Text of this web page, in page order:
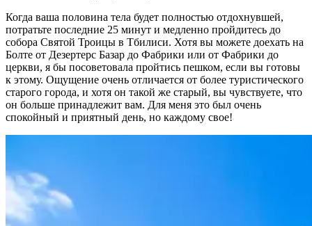
Когда ваша половина тела будет полностью отдохнувшей,
потратьте последние 25 минут и медленно пройдитесь до
собора Святой Троицы в Тбилиси. Хотя вы можете доехать на
Болте от Дезертерс Базар до Фабрики или от Фабрики до
церкви, я бы посоветовала пройтись пешком, если вы готовы
к этому. Ощущение очень отличается от более туристического
старого города, и хотя он такой же старый, вы чувствуете, что
он больше принадлежит вам. Для меня это был очень
спокойный и приятный день, но каждому свое!